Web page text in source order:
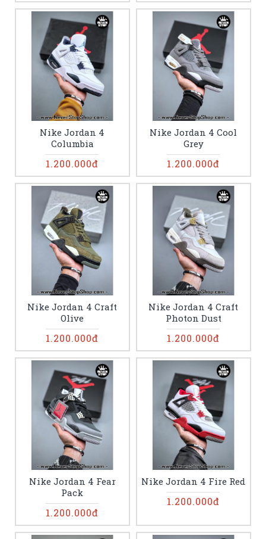
Nike Jordan 4
Columbia
1.200.000đ
Nike Jordan 4 Cool
Grey
1.200.000đ
Nike Jordan 4 Craft
Olive
1.200.000đ
Nike Jordan 4 Craft
Photon Dust
1.200.000đ
Nike Jordan 4 Fear
Pack
1.200.000đ
Nike Jordan 4 Fire Red
1.200.000đ